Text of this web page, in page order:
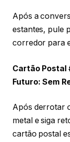
Após a
estantes, pule
corredor para
Cartão Postal
Futuro: Sem
Após derrotar
metal e siga
cartão postal